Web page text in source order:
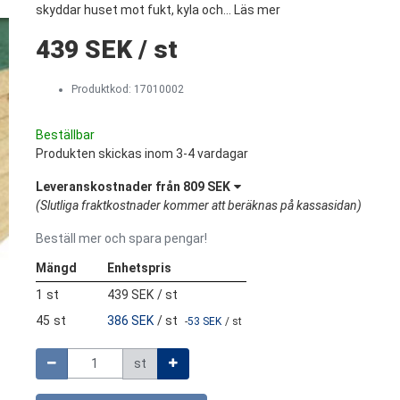
skyddar huset mot fukt, kyla och... Läs mer
439 SEK / st
Produktkod: 17010002
Beställbar
Produkten skickas inom 3-4 vardagar
Leveranskostnader från 809 SEK
(Slutliga fraktkostnader kommer att beräknas på kassasidan)
Beställ mer och spara pengar!
Mängd
Enhetspris
1 st 439 SEK / st
45 st 386 SEK / st -53 SEK / st
Mängd
st